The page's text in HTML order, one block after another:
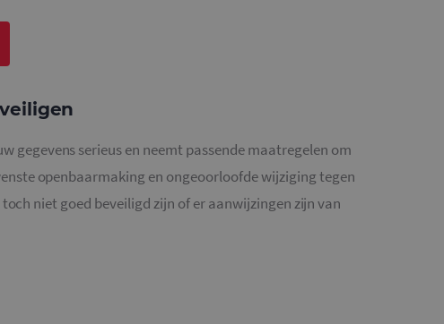
gegevens serieus en neemt passende maatregelen om
openbaarmaking en ongeoorloofde wijziging tegen
niet goed beveiligd zijn of er aanwijzingen zijn van